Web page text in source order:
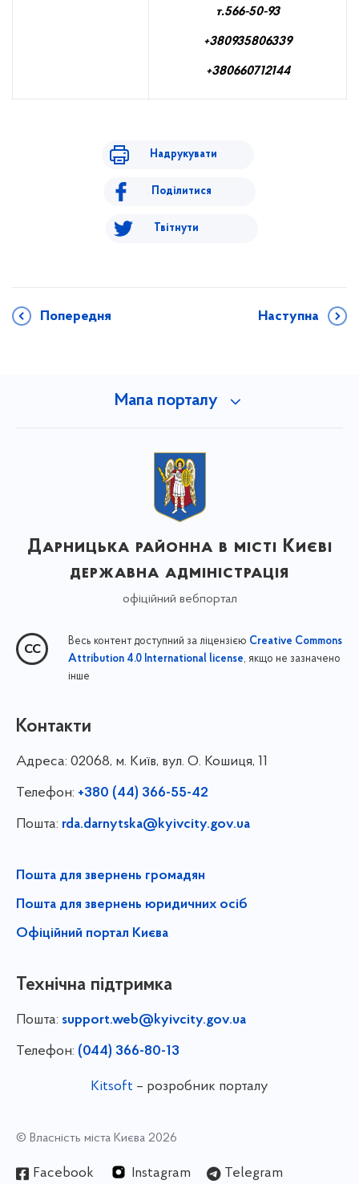
т.566-50-93
+380935806339
+380660712144
Надрукувати
Поділитися
Твітнути
Попередня Наступна
Мапа порталу
Дарницька районна в місті Києві
державна адміністрація
офіційний вебпортал
Весь контент доступний за ліцензією Creative Commons
Attribution 4.0 International license, якщо не зазначено
інше
Контакти
Адреса: 02068, м. Київ, вул. О. Кошиця, 11
Телефон: +380 (44) 366-55-42
Пошта: rda.darnytska@kyivcity.gov.ua
Пошта для звернень громадян
Пошта для звернень юридичних осіб
Офіційний портал Києва
Технічна підтримка
Пошта: support.web@kyivcity.gov.ua
Телефон: (044) 366-80-13
Kitsoft – розробник порталу
© Власність міста Києва 2026
Facebook Instagram Telegram